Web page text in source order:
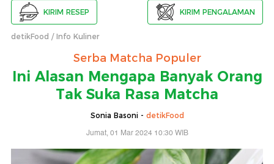
KIRIM RESEP KIRIM PENGALAMAN
detikFood Info Kuliner
Serba Matcha Populer
Ini Alasan Mengapa Banyak Orang
Tak Suka Rasa Matcha
Sonia Basoni - detikFood
Jumat, 01 Mar 2024 10:30 WIB